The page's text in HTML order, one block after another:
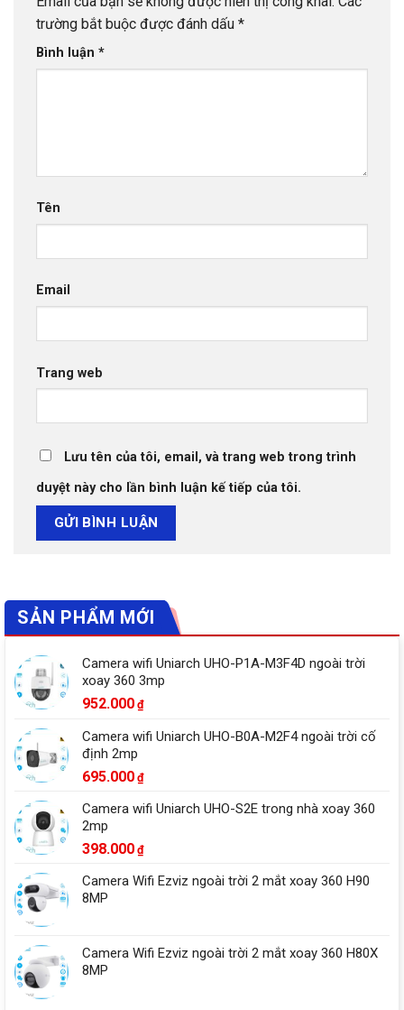
trường bắt buộc được đánh dấu *
Bình luận *
Tên
Email
Trang web
Lưu tên của tôi, email, và trang web trong trình
duyệt này cho lần bình luận kế tiếp của tôi.
SẢN PHẨM MỚI
Camera wifi Uniarch UHO-P1A-M3F4D ngoài trời
xoay 360 3mp
952.000 ₫
Camera wifi Uniarch UHO-B0A-M2F4 ngoài trời cố
định 2mp
695.000 ₫
Camera wifi Uniarch UHO-S2E trong nhà xoay 360
2mp
398.000 ₫
Camera Wifi Ezviz ngoài trời 2 mắt xoay 360 H90
8MP
Camera Wifi Ezviz ngoài trời 2 mắt xoay 360 H80X
8MP